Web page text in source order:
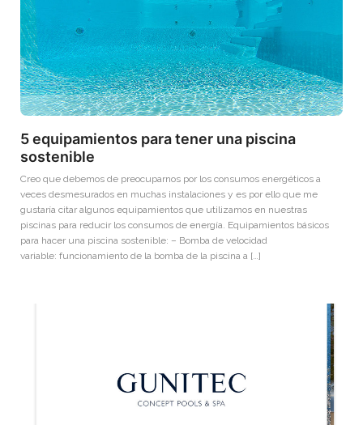
5 equipamientos para tener una piscina
sostenible
Creo que debemos de preocuparnos por los consumos energéticos a
veces desmesurados en muchas instalaciones y es por ello que me
gustaría citar algunos equipamientos que utilizamos en nuestras
piscinas para reducir los consumos de energía. Equipamientos básicos
para hacer una piscina sostenible: – Bomba de velocidad
variable: funcionamiento de la bomba de la piscina a […]